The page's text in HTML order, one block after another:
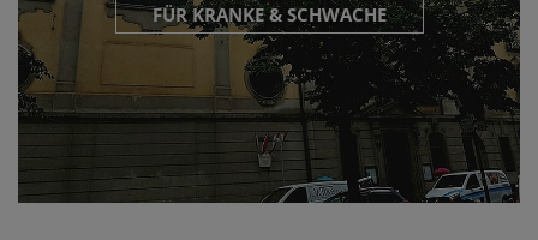
FÜR KRANKE & SCHWACHE